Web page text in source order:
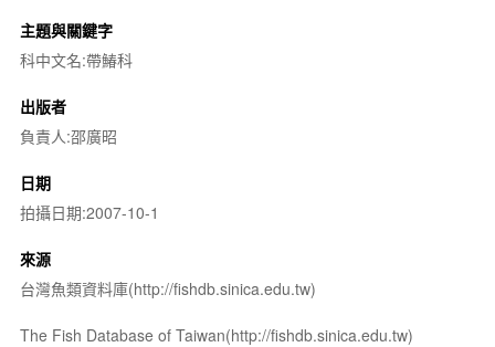
主題與關鍵字
科中文名:帶鰆科
出版者
負責人:邵廣昭
日期
拍攝日期:2007-10-1
來源
台灣魚類資料庫(http://fishdb.sinica.edu.tw)
The Fish Database of Taiwan(http://fishdb.sinica.edu.tw)